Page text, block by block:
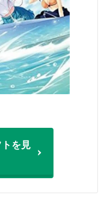
を見